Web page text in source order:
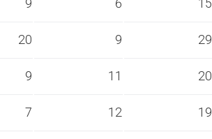
9 6 15
20 9 29
9 11 20
7 12 19